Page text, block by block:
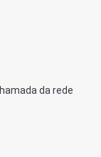
da rede